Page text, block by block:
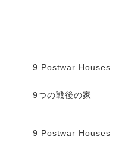
9 Postwar Houses
9つの戦後の家
9 Postwar Houses